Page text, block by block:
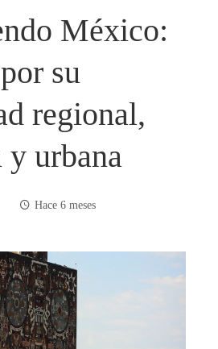
México:
su
regional,
urbana
Hace 6 meses